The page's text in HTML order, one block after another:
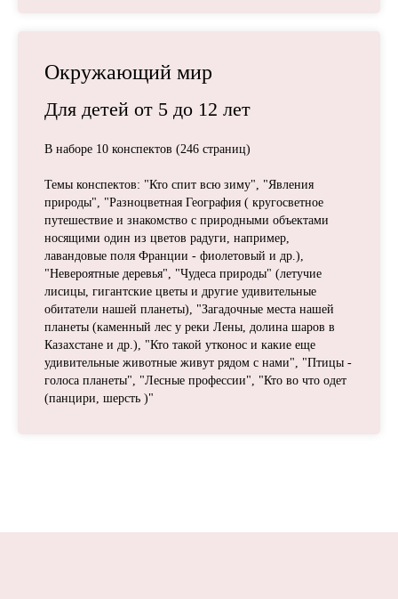
Окружающий мир
Для детей от 5 до 12 лет
В наборе 10 конспектов (246 страниц)
Темы конспектов: "Кто спит всю зиму", "Явления
природы", "Разноцветная География ( кругосветное
путешествие и знакомство с природными объектами
носящими один из цветов радуги, например,
лавандовые поля Франции - фиолетовый и др.),
"Невероятные деревья", "Чудеса природы" (летучие
лисицы, гигантские цветы и другие удивительные
обитатели нашей планеты), "Загадочные места нашей
планеты (каменный лес у реки Лены, долина шаров в
Казахстане и др.), "Кто такой утконос и какие еще
удивительные животные живут рядом с нами", "Птицы -
голоса планеты", "Лесные профессии", "Кто во что одет
(панцири, шерсть )"